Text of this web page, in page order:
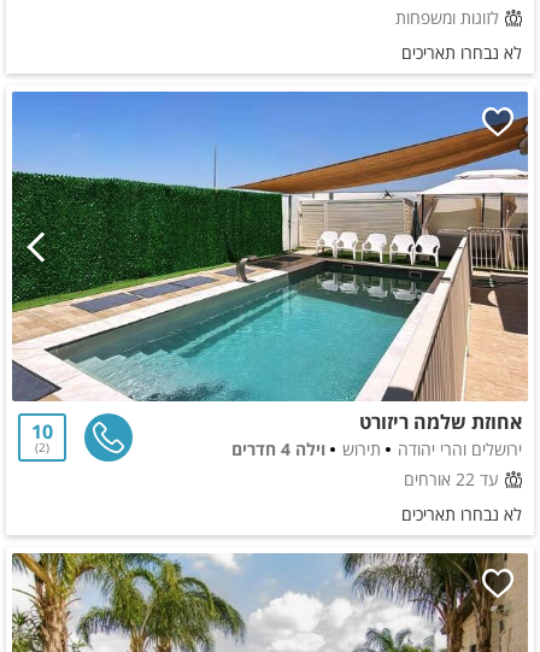
לזוגות ומשפחות
לא נבחרו תאריכים
אחוזת שלמה ריזורט
ירושלים והרי יהודה תירוש
וילה 4 חדרים
עד 22 אורחים
10
2
לא נבחרו תאריכים